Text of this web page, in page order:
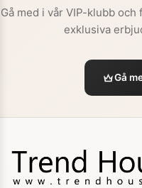
Gå med i vår VIP-klubb
exklusiva
Gå